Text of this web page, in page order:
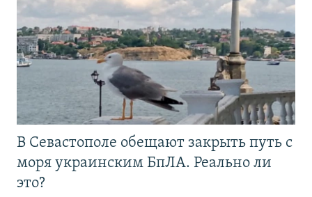
В Севастополе обещают закрыть путь с
моря украинским БпЛА. Реально ли
это?